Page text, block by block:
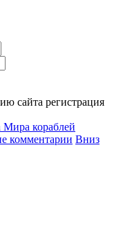
сайта регистрация
кораблей
комментарии Вниз